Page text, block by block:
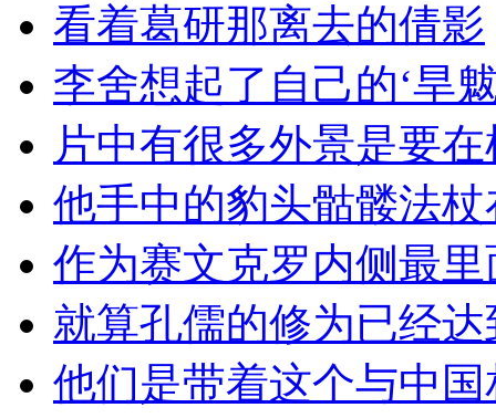
看着葛研那离去的倩影
李舍想起了自己的‘旱
片中有很多外景是要
他手中的豹头骷髅法
作为赛文克罗内侧最
就算孔儒的修为已经
他们是带着这个与中